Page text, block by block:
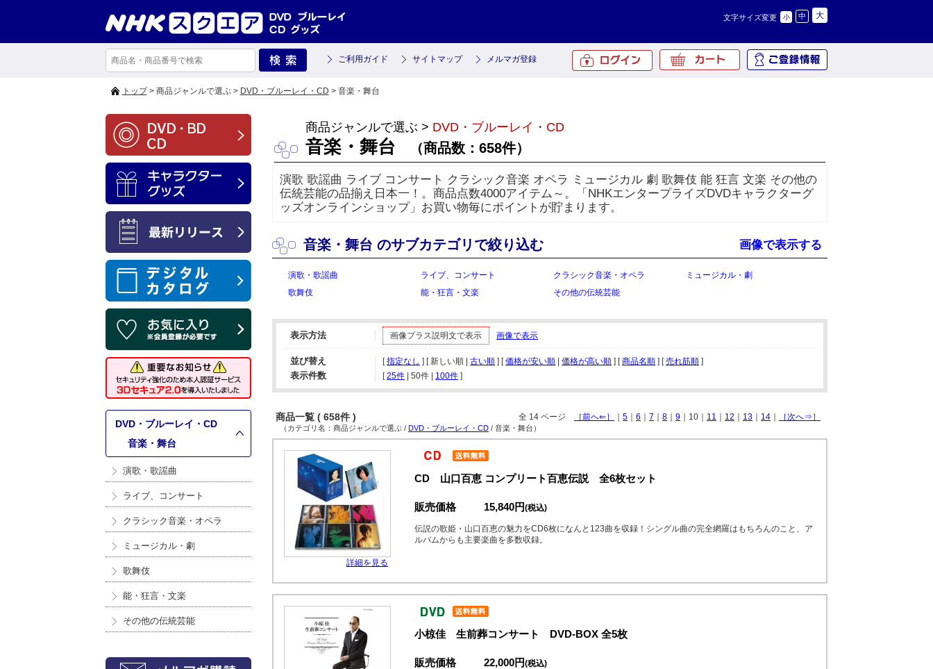
文字サイズ変更 小 中 大
ご利用ガイド サイトマップ メルマガ登録
トップ> 商品ジャンルで選ぶ > DVD・ブルーレイ・CD > 音楽・舞台
DVD・ブルーレイ・CD
音楽・舞台
演歌・歌謡曲
ライブ、コンサート
クラシック音楽・オペラ
ミュージカル・劇
歌舞伎
能・狂言・文楽
その他の伝統芸能
商品ジャンルで選ぶ > DVD・ブルーレイ・CD
音楽・舞台 （商品数：658件）
演歌 歌謡曲 ライブ コンサート クラシック音楽 オペラ ミュージカル 劇 歌舞伎 能 狂言 文楽 その他の
伝統芸能の品揃え日本一！。商品点数4000アイテム～。「NHKエンタープライズDVDキャラクターグ
ッズオンラインショップ」お買い物毎にポイントが貯まります。
音楽・舞台 のサブカテゴリで絞り込む 画像で表示する
演歌・歌謡曲 ライブ、コンサート クラシック音楽・オペラ
ミュージカル・劇
歌舞伎
能・狂言・文楽 その他の伝統芸能
表示方法 画像プラス説明文で表示 画像で表示
並び替え [指定なし ] [ 新しい順 | 古い順 ] [価格が安い順 価格が高い順 ] [商品名順 ] [売れ筋順 ]
表示件数 [ 25件 50件 100件 ]
商品一覧 ( 658件 ) 全 14 ページ ［前へ⇐］ 5 6 7 8 9 ｜10｜ 11 12 13 14 ［次へ⇒］
（カテゴリ名：商品ジャンルで選ぶ / DVD・ブルーレイ・CD / 音楽・舞台）
詳細を見る
CD 山口百恵 コンプリート百恵伝説 全6枚セット
販売価格 15,840円(税込)
伝説の歌姫・山口百恵の魅力をCD6枚になんと123曲を収録！シングル曲の完全網羅はもちろんのこと、ア
ルバムからも主要楽曲を多数収録。
小椋佳 生前葬コンサート DVD-BOX 全5枚
販売価格 22,000円(税込)